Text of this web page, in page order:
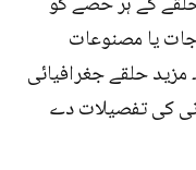
یا مصنوعات
مزید حلقے جغرافیائی
کی تفصیلات دے